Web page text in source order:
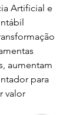
Artificial e
aumentam
para
valor